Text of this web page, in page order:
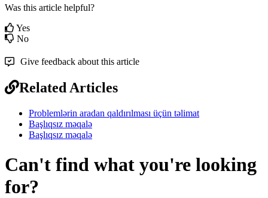
Was this article helpful?
Yes
No
Give feedback about this article
Related Articles
Problemlərin aradan qaldırılması üçün təlimat
Başlıqsız məqalə
Başlıqsız məqalə
Can't find what you're looking
for?